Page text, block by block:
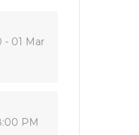
- 01 Mar
PM